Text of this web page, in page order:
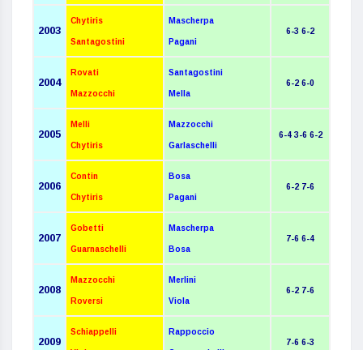
2003
Chytiris
Santagostini
Mascherpa
Pagani
6-3 6-2
2004
Rovati
Mazzocchi
Santagostini
Mella
6-2 6-0
2005
Melli
Chytiris
Mazzocchi
Garlaschelli
6-4 3-6 6-2
2006
Contin
Chytiris
Bosa
Pagani
6-2 7-6
2007
Gobetti
Guarnaschelli
Mascherpa
Bosa
7-6 6-4
2008
Mazzocchi
Roversi
Merlini
Viola
6-2 7-6
2009
Schiappelli Rappoccio
7-6 6-3